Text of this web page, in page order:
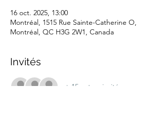
16 oct. 2025, 13:00
Montréal, 1515 Rue Sainte-Catherine O,
Montréal, QC H3G 2W1, Canada
Invités
+ 15 autres invités